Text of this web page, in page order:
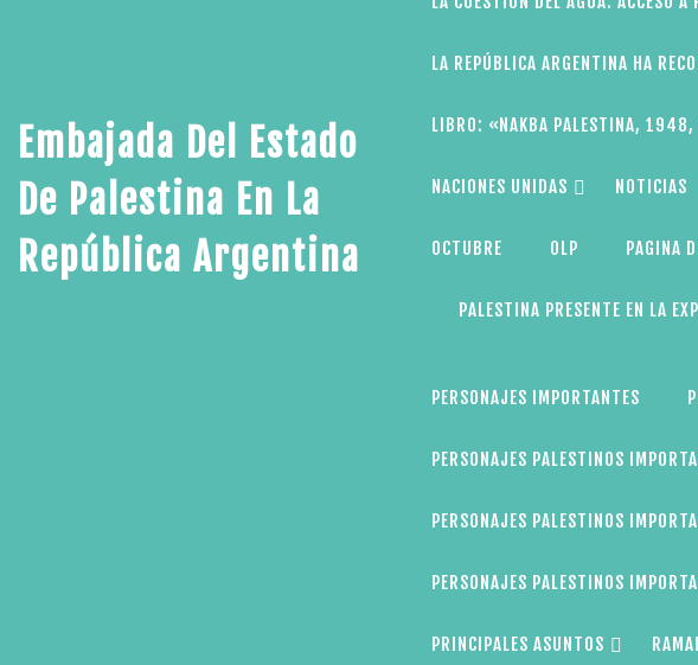
Embajada Del Estado
De Palestina En La
República Argentina
LA REPÚBLICA ARGENTINA HA
LIBRO: «NAKBA PALESTINA, 1948,
NACIONES UNIDAS NOTICIAS
OCTUBRE OLP PAGINA
PALESTINA PRESENTE EN LA
PERSONAJES IMPORTANTES
PERSONAJES PALESTINOS
PERSONAJES PALESTINOS
PERSONAJES PALESTINOS
PRINCIPALES ASUNTOS